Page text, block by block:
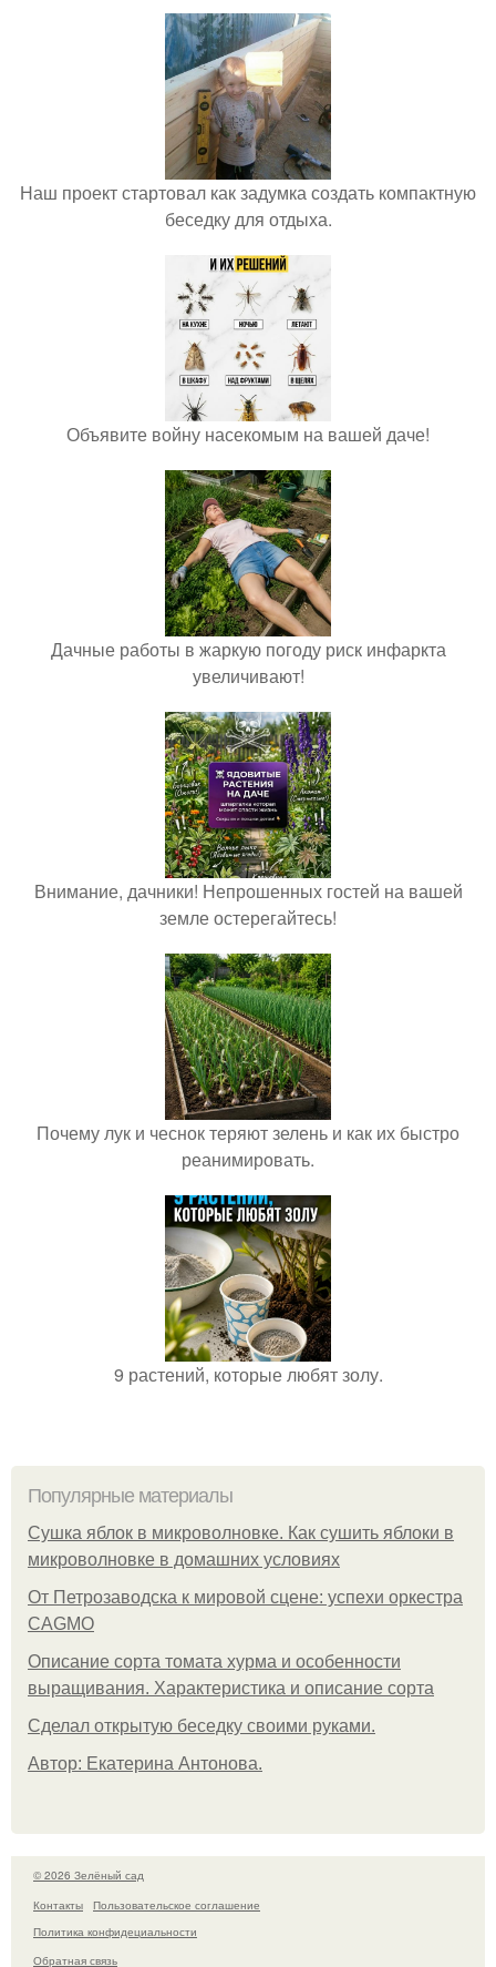
Наш проект стартовал как задумка создать компактную
беседку для отдыха.
Объявите войну насекомым на вашей даче!
Дачные работы в жаркую погоду риск инфаркта
увеличивают!
Внимание, дачники! Непрошенных гостей на вашей
земле остерегайтесь!
Почему лук и чеснок теряют зелень и как их быстро
реанимировать.
9 растений, которые любят золу.
Популярные материалы
Сушка яблок в микроволновке. Как сушить яблоки в
микроволновке в домашних условиях
От Петрозаводска к мировой сцене: успехи оркестра
CAGMO
Описание сорта томата хурма и особенности
выращивания. Характеристика и описание сорта
Сделал открытую беседку своими руками.
Автор: Екатерина Антонова.
© 2026 Зелёный сад
Контакты
Пользовательское соглашение
Политика конфидециальности
Обратная связь